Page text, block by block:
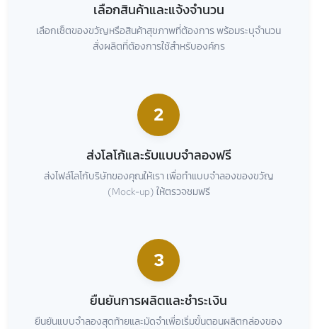
เลือกสินค้าและแจ้งจำนวน
เลือกเซ็ตของขวัญหรือสินค้าสุขภาพที่ต้องการ พร้อมระบุจำนวน
สั่งผลิตที่ต้องการใช้สำหรับองค์กร
2
ส่งโลโก้และรับแบบจำลองฟรี
ส่งไฟล์โลโก้บริษัทของคุณให้เรา เพื่อทำแบบจำลองของขวัญ
(Mock-up) ให้ตรวจชมฟรี
3
ยืนยันการผลิตและชำระเงิน
ยืนยันแบบจำลองสุดท้ายและมัดจำเพื่อเริ่มขั้นตอนผลิตกล่องของ